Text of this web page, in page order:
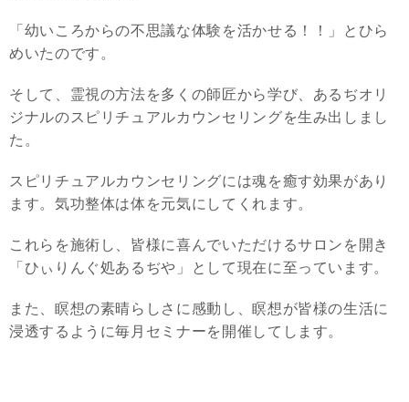
「幼いころからの不思議な体験を活かせる！！」とひら
めいたのです。
そして、霊視の方法を多くの師匠から学び、あるぢオリ
ジナルのスピリチュアルカウンセリングを生み出しまし
た。
スピリチュアルカウンセリングには魂を癒す効果があり
ます。気功整体は体を元気にしてくれます。
これらを施術し、皆様に喜んでいただけるサロンを開き
「ひぃりんぐ処あるぢや」として現在に至っています。
また、瞑想の素晴らしさに感動し、瞑想が皆様の生活に
浸透するように毎月セミナーを開催してします。